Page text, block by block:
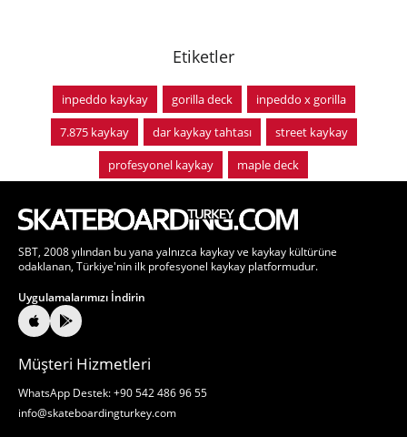
Etiketler
inpeddo kaykay gorilla deck
inpeddo x gorilla
7.875 kaykay
dar kaykay tahtası
street kaykay
profesyonel kaykay
maple deck
SBT, 2008 yılından bu yana yalnızca kaykay ve kaykay kültürüne
odaklanan, Türkiye'nin ilk profesyonel kaykay platformudur.
Uygulamalarımızı İndirin
Müşteri Hizmetleri
WhatsApp Destek: +90 542 486 96 55
info@skateboardingturkey.com